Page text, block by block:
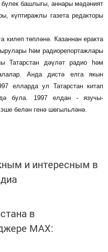
башлыгы, аннары мәдәният
күптиражлы газета редакторы
килеп төпләнә. Казаннан еракта
һәм радиорепортажлары
Татарстан дәүләт радио һәм
Анда дистә елга якын
елларда ул Татарстан китап
була. 1997 елдан - язучы-
белән генә шөгыльләнә.
и интересным в
в
MАХ: